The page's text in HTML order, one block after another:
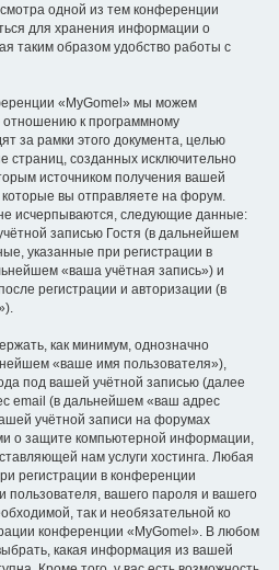
одной из тем конференции
для хранения информации о
таким образом удобство работы с
«MyGomel» мы можем
отношению к программному
за рамки этого документа, целью
страниц, созданных исключительно
источником получения вашей
вы отправляете на форум.
исчерпываются, следующие данные:
записью Гостя (в дальнейшем
указанные при регистрации в
«ваша учётная запись») и
регистрации и авторизации (в
как минимум, однозначно
«ваше имя пользователя»),
под вашей учётной записью (далее
email (в дальнейшем «ваш адрес
учётной записи на форумах
о защите компьютерной информации,
нам услуги хостинга. Любая
регистрации в конференции
пользователя, вашего пароля и вашего
так и необязательной ко
конференции «MyGomel». В любом
какая информация из вашей